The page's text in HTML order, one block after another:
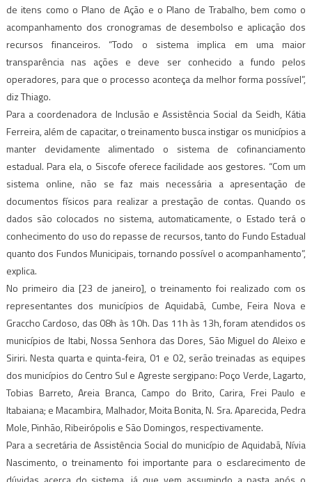
de itens como o Plano de Ação e o Plano de Trabalho, bem como o
acompanhamento dos cronogramas de desembolso e aplicação dos
recursos financeiros. “Todo o sistema implica em uma maior
transparência nas ações e deve ser conhecido a fundo pelos
operadores, para que o processo aconteça da melhor forma possível”,
diz Thiago.
Para a coordenadora de Inclusão e Assistência Social da Seidh, Kátia
Ferreira, além de capacitar, o treinamento busca instigar os municípios a
manter devidamente alimentado o sistema de cofinanciamento
estadual. Para ela, o Siscofe oferece facilidade aos gestores. “Com um
sistema online, não se faz mais necessária a apresentação de
documentos físicos para realizar a prestação de contas. Quando os
dados são colocados no sistema, automaticamente, o Estado terá o
conhecimento do uso do repasse de recursos, tanto do Fundo Estadual
quanto dos Fundos Municipais, tornando possível o acompanhamento”,
explica.
No primeiro dia [23 de janeiro], o treinamento foi realizado com os
representantes dos municípios de Aquidabã, Cumbe, Feira Nova e
Graccho Cardoso, das 08h às 10h. Das 11h às 13h, foram atendidos os
municípios de Itabi, Nossa Senhora das Dores, São Miguel do Aleixo e
Siriri. Nesta quarta e quinta-feira, 01 e 02, serão treinadas as equipes
dos municípios do Centro Sul e Agreste sergipano: Poço Verde, Lagarto,
Tobias Barreto, Areia Branca, Campo do Brito, Carira, Frei Paulo e
Itabaiana; e Macambira, Malhador, Moita Bonita, N. Sra. Aparecida, Pedra
Mole, Pinhão, Ribeirópolis e São Domingos, respectivamente.
Para a secretária de Assistência Social do município de Aquidabã, Nívia
Nascimento, o treinamento foi importante para o esclarecimento de